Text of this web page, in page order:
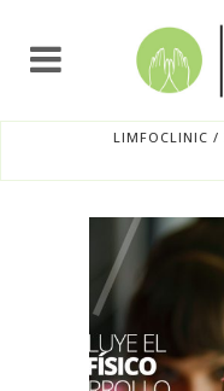
LIMFOCLINIC /